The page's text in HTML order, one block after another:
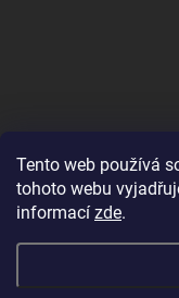
Tento web používá
tohoto webu
informací zde.